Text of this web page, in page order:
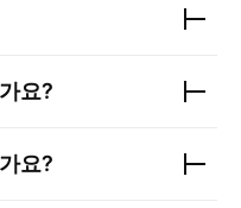
요?
요?